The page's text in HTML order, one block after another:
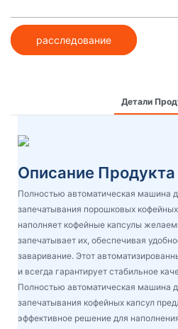
расследование
Детали
Описание Продукта
Полностью автоматическая машина
запечатывания порошковых
наполняет кофейные капсулы
запечатывает их, обеспечивая
заваривание. Этот
и всегда гарантирует стабильное
Полностью автоматическая машина
запечатывания кофейных капсул
эффективное решение для